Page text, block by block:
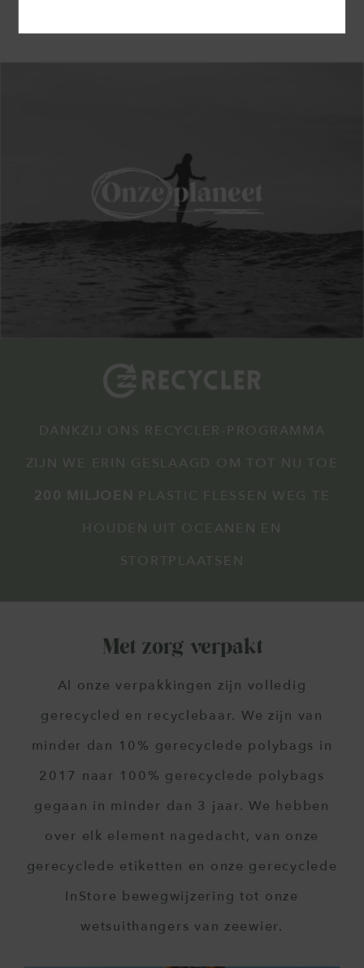
DANKZIJ ONS RECYCLER-PROGRAMMA
ZIJN WE ERIN GESLAAGD OM TOT NU TOE
200 MILJOEN PLASTIC FLESSEN WEG TE
HOUDEN UIT OCEANEN EN
STORTPLAATSEN
Met zorg verpakt
Al onze verpakkingen zijn volledig
gerecycled en recyclebaar. We zijn van
minder dan 10% gerecyclede polybags in
2017 naar 100% gerecyclede polybags
gegaan in minder dan 3 jaar. We hebben
over elk element nagedacht, van onze
gerecyclede etiketten en onze gerecyclede
InStore bewegwijzering tot onze
wetsuithangers van zeewier.